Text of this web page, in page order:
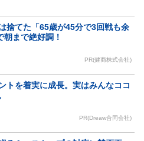
捨てた「65歳が45分で3回戦も余
朝まで絶好調！
PR(健商株式会社)
トを着実に成長。実はみんなココ
PR(Dreaw合同会社)